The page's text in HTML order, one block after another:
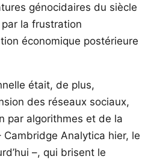
génocidaires du siècle
la frustration
économique postérieure
était, de plus,
des réseaux sociaux,
par algorithmes et de la
Analytica hier, le
–, qui brisent le